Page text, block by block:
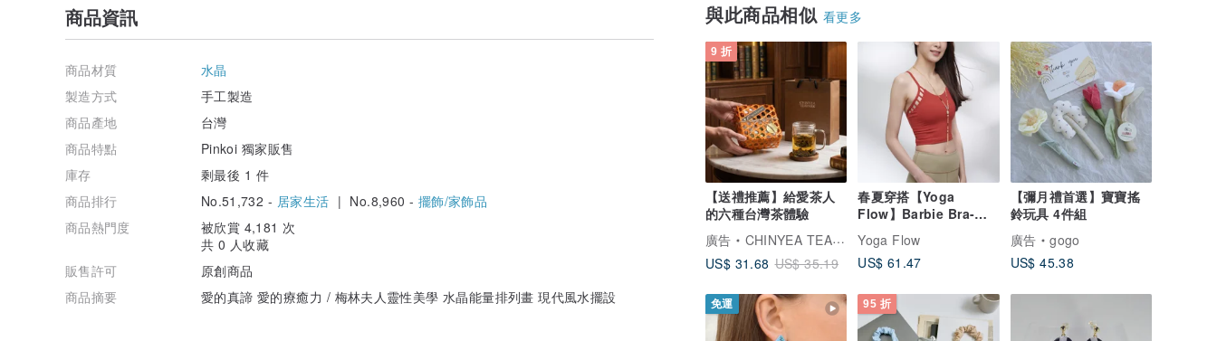
與此商品相似 看更多
9 折
【送禮推薦】給愛茶人
的六種台灣茶體驗
廣告
CHINYEA TEAPARK 沁意茶苑
US$ 31.68 US$ 35.19
春夏穿搭【Yoga
Flow】Barbie Bra-
Yoga Flow
US$ 61.47
【彌月禮首選】寶寶搖
鈴玩具 4件組
廣告
gogo
US$ 45.38
免運 95 折
>> 設計說明
✦天然水晶礦石皆是獨一無二的地球珍寶，幾乎找不到一模一樣，尊重與你有緣分的礦寶，相信是最
適合當下的狀態。
✦天然水晶礦石會有天然冰裂、雲霧、礦缺、雜質、共生、紋理等正常現象，請懂得欣賞他們的自然
美。
✦產品以實物拍攝上傳，由於拍攝角度、技巧、或螢幕顯色程度不一，可能有色差或大小視差，均以
實物為準，有問題歡迎私訊詢問。
商品資訊
商品材質
水晶
製造方式
手工製造
商品產地
台灣
商品特點
Pinkoi 獨家販售
庫存
剩最後 1 件
商品排行
No.51,732 - 居家生活 | No.8,960 -擺飾/家飾品
商品熱門度
被欣賞 4,181 次
共 0 人收藏
販售許可
原創商品
商品摘要
愛的真諦 愛的療癒力 / 梅林夫人靈性美學 水晶能量排列畫 現代風水擺設